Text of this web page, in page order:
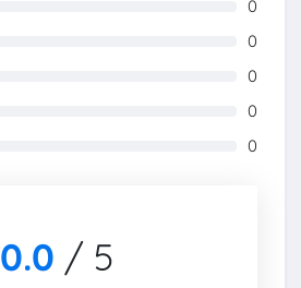
0
0
0
0
0
0.0 / 5